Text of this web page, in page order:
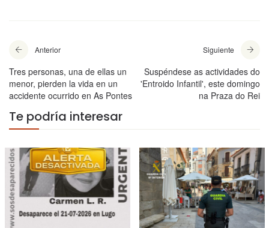
Anterior
Tres personas, una de ellas un
menor, pierden la vida en un
accidente ocurrido en As Pontes
Siguiente
Suspéndese as actividades do
'Entroido Infantil', este domingo
na Praza do Rei
Te podría interesar